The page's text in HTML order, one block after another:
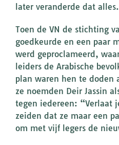
later veranderde dat alles.
Toen de VN de stichting
goedkeurde en een paar
werd geproclameerd,
leiders de Arabische
plan waren hen te doden
ze noemden Deir Jassin
tegen iedereen: “Verlaat
zeiden dat ze maar een
om met vijf legers de